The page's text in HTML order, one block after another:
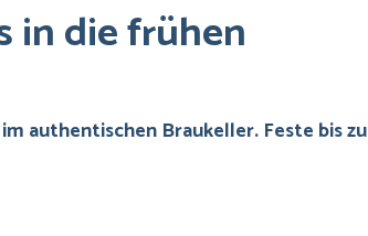
in die frühen
authentischen Braukeller. Feste bis zu